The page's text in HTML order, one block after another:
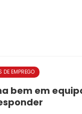
DE EMPREGO
bem em